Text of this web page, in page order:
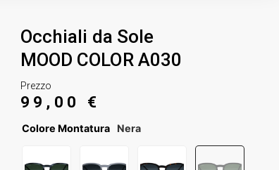
Occhiali da Sole
MOOD COLOR A030
Prezzo
99,00 €
Colore Montatura Nera